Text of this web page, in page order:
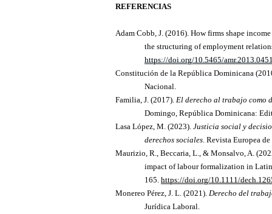
REFERENCIAS
Adam Cobb, J. (2016). How firms shape
the structuring of employment
https://doi.org/10.5465/
Constitución de la República Dominicana
Nacional.
Familia, J. (2017). El derecho al trabajo como
Domingo, República Dominicana:
Lasa López, M. (2023). Justicia social y
derechos sociales . Revista Europea
Maurizio, R., Beccaria, L., & Monsalvo, A.
impact of labour formalization in
165. https://doi.org/10.1111/
Monereo Pérez, J. L. (2021). Derecho del
Jurídica Laboral.